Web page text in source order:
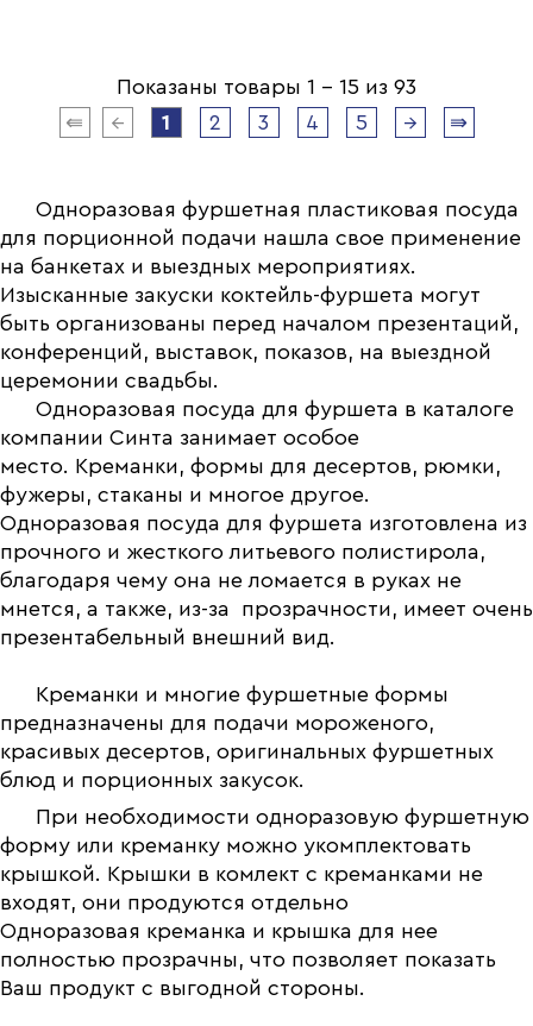
Показаны товары 1 - 15 из 93
⇚
← 1 2 3 4 5 → ⇛
Одноразовая фуршетная пластиковая посуда
для порционной подачи нашла свое применение
на банкетах и выездных мероприятиях.
Изысканные закуски коктейль-фуршета могут
быть организованы перед началом презентаций,
конференций, выставок, показов, на выездной
церемонии свадьбы.
Одноразовая посуда для фуршета в каталоге
компании Синта занимает особое
место. Креманки, формы для десертов, рюмки,
фужеры, стаканы и многое другое.
Одноразовая посуда для фуршета изготовлена из
прочного и жесткого литьевого полистирола,
благодаря чему она не ломается в руках не
мнется, а также, из-за прозрачности, имеет очень
презентабельный внешний вид.
Креманки и многие фуршетные формы
предназначены для подачи мороженого,
красивых десертов, оригинальных фуршетных
блюд и порционных закусок.
При необходимости одноразовую фуршетную
форму или креманку можно укомплектовать
крышкой. Крышки в комлект с креманками не
входят, они продуются отдельно
Одноразовая креманка и крышка для нее
полностью прозрачны, что позволяет показать
Ваш продукт с выгодной стороны.